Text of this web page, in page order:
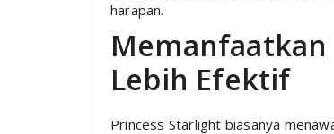
harapan.
Lebih Efektif
Princess Starlight biasanya